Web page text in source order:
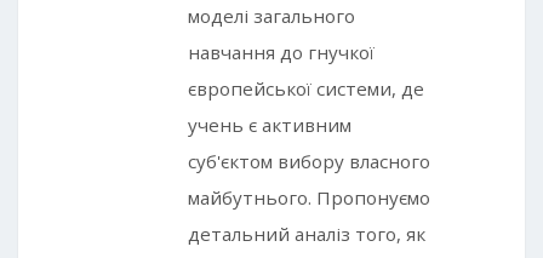
моделі загального
навчання до гнучкої
європейської системи, де
учень є активним
суб'єктом вибору власного
майбутнього. Пропонуємо
детальний аналіз того, як